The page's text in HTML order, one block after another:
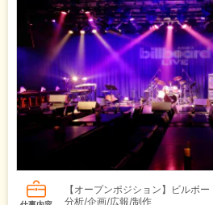
【オープンポジション】ビルボ
分析/企画/広報/制作